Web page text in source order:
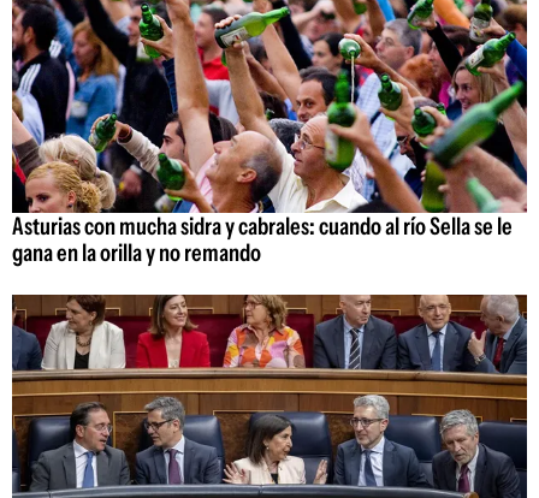
Asturias con mucha sidra y cabrales: cuando al río Sella se le
gana en la orilla y no remando